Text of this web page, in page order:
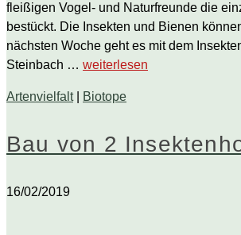
fleißigen Vogel- und Naturfreunde die
bestückt. Die Insekten und Bienen
nächsten Woche geht es mit dem
Steinbach … weiterlesen
Artenvielfalt| Biotope
Bau von 2
16/02/2019